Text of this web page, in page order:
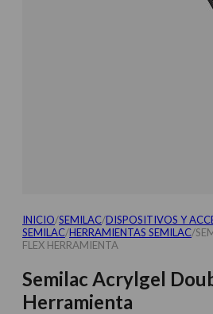
INICIO/SEMILAC/DISPOSITIVOS Y
SEMILAC/HERRAMIENTAS SEMILAC/
FLEX HERRAMIENTA
Semilac Acrylgel
Herramienta